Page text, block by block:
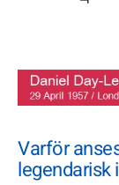
Varför
legendarisk